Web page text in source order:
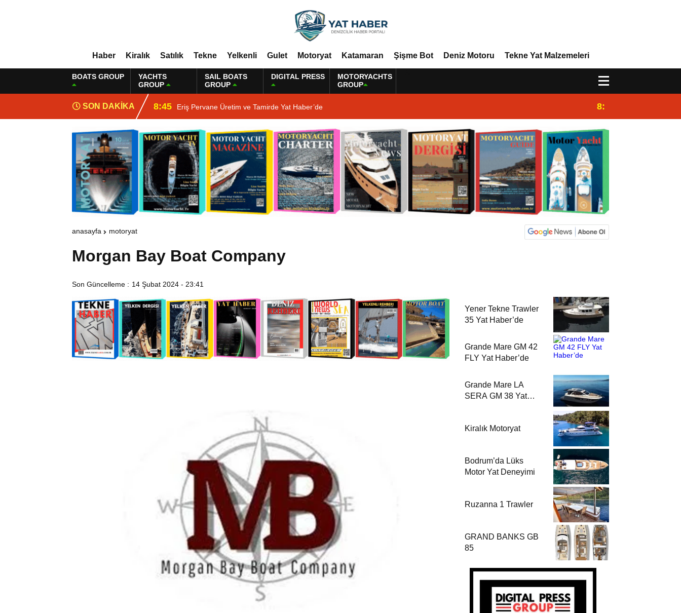
Haber Kiralık Satılık Tekne Yelkenli Gulet Motoryat Katamaran Şişme Bot Deniz Motoru Tekne Yat Malzemeleri
BOATS GROUP
YACHTS
GROUP
SAIL BOATS
GROUP
DIGITAL PRESS
MOTORYACHTS
GROUP
SON DAKİKA 8:45 Eriş Pervane Üretim ve Tamirde Yat Haber’de 8:29
anasayfa motoryat
Morgan Bay Boat Company
Son Güncelleme : 14 Şubat 2024 - 23:41
Yener Tekne Trawler
35 Yat Haber’de
Grande Mare GM 42
FLY Yat Haber’de
Grande Mare LA
SERA GM 38 Yat
Kiralık Motoryat
Bodrum’da Lüks
Motor Yat Deneyimi
Ruzanna 1 Trawler
GRAND BANKS GB
85